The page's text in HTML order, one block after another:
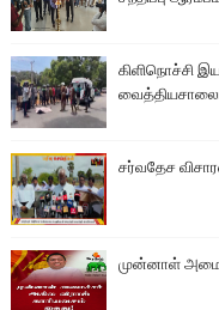
கிளிநொச்சி
சர்வதேச
முன்னாள்